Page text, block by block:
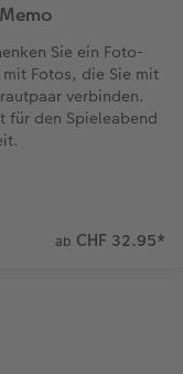
Sie ein Foto-
mit Fotos, die Sie mit
verbinden.
für den Spieleabend
ab CHF 32.95*